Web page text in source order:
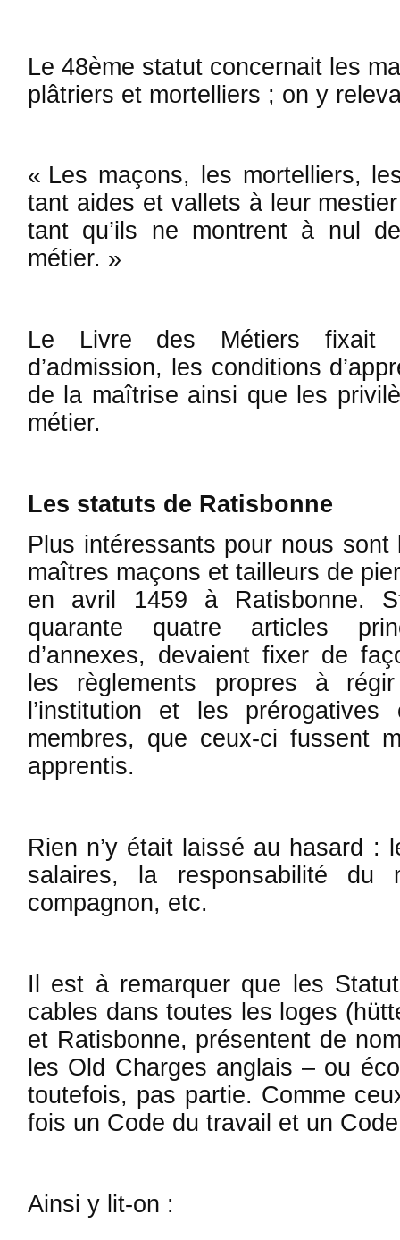
Le 48ème statut concernait les
plâtriers et mortelliers ; on y
« Les maçons, les mortelliers,
tant aides et vallets à leur
tant qu’ils ne montrent à nul
métier. »
Le Livre des Métiers fixait
d’admission, les conditions
de la maî­trise ainsi que les
métier.
Les statuts de Ratisbonne
Plus intéressants pour nous
maîtres maçons et tailleurs de
en avril 1459 à Ratisbonne.
quarante quatre articles
d’annexes, de­­vaient fixer de
les rè­glements propres à
l’institution et les
membres, que ceux-ci fussent
apprentis.
Rien n’y était laissé au ha­sard :
salaires, la responsabilité du
compagnon, etc.
Il est à remarquer que les
cables dans toutes les loges
et Ratis­bonne, présentent de
les Old Charges anglais – ou
toutefois, pas par­tie. Comme
fois un Code du travail et un
Ainsi y lit-on :